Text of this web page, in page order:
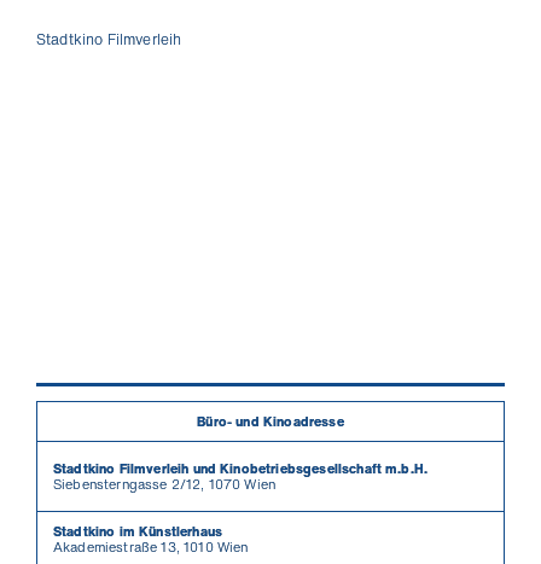
Stadtkino Filmverleih
Büro- und Kinoadresse
Stadtkino Filmverleih und Kinobetriebsgesellschaft m.b.H.
Siebensterngasse 2/12, 1070 Wien
Stadtkino im Künstlerhaus
Akademiestraße 13, 1010 Wien